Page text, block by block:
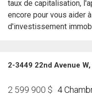
taux de capitalisation,
encore pour vous aider
d'investissement
2-3449 22nd Avenue
2 599 900 $ 4